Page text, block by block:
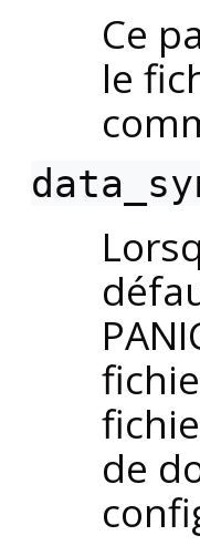
Ce
le
de